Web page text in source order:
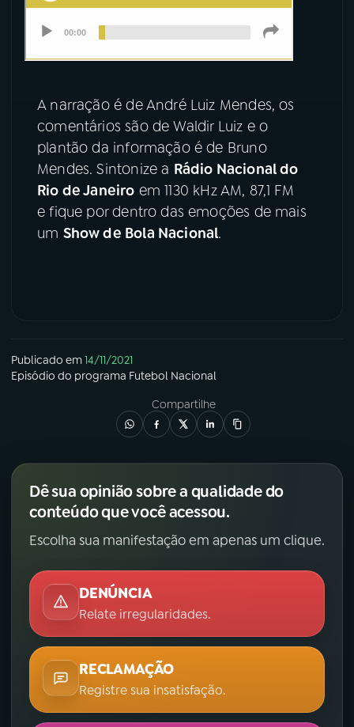
A narração é de André Luiz Mendes, os
comentários são de Waldir Luiz e o
plantão da informação é de Bruno
Mendes. Sintonize a Rádio Nacional do
Rio de Janeiro em 1130 kHz AM, 87,1 FM
e fique por dentro das emoções de mais
um Show de Bola Nacional.
Publicado em14/11/2021
Episódio do programa Futebol Nacional
Compartilhe
Dê sua opinião sobre a qualidade do
conteúdo que você acessou.
Escolha sua manifestação em apenas um clique.
DENÚNCIA
Relate irregularidades.
RECLAMAÇÃO
Registre sua insatisfação.